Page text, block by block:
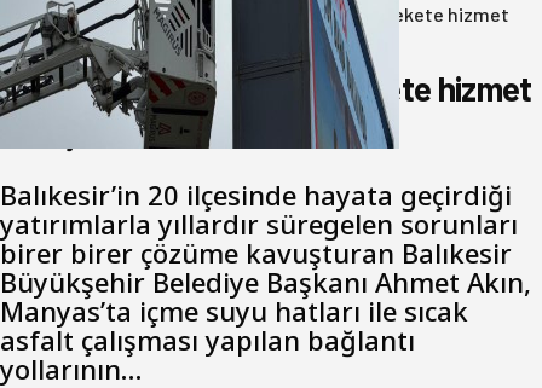
Anasayfa/Gündem/Akın: Benim derdim memlekete hizmet
hemşerim!
Akın: Benim derdim memlekete hizmet
hemşerim!
Balıkesir’in 20 ilçesinde hayata geçirdiği
yatırımlarla yıllardır süregelen sorunları
birer birer çözüme kavuşturan Balıkesir
Büyükşehir Belediye Başkanı Ahmet Akın,
Manyas’ta içme suyu hatları ile sıcak
asfalt çalışması yapılan bağlantı
yollarının…